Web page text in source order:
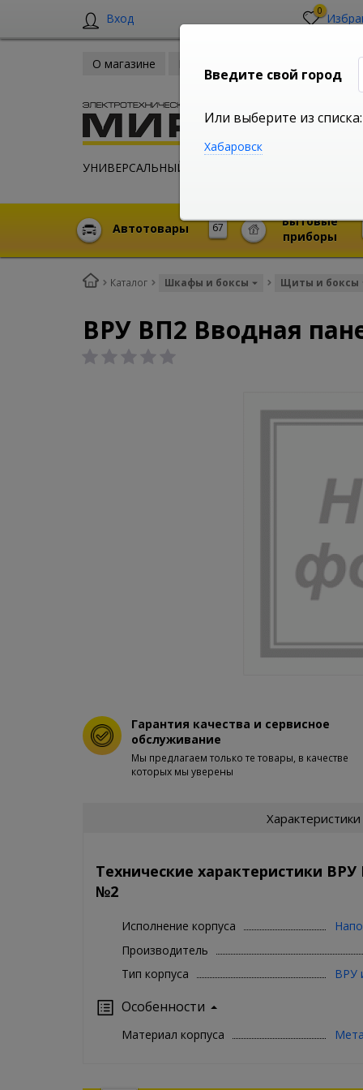
Вход 0
О магазине
УНИВЕРСАЛЬНЫЙ ИНТЕРНЕТ МАГАЗИН
67
Автотовары
Бытовые
приборы
Каталог Шкафы и боксы Щиты и боксы
ВРУ ВП2 Вводная
Гарантия качества и сервисное
обслуживание
Мы предлагаем только те товары, в качестве
которых мы уверены
Характеристики
Технические характеристики
№2
Исполнение корпуса
Производитель
Тип корпуса
ВРУ
Особенности
Материал корпуса
Введите свой город
Или выберите из списка:
Хабаровск